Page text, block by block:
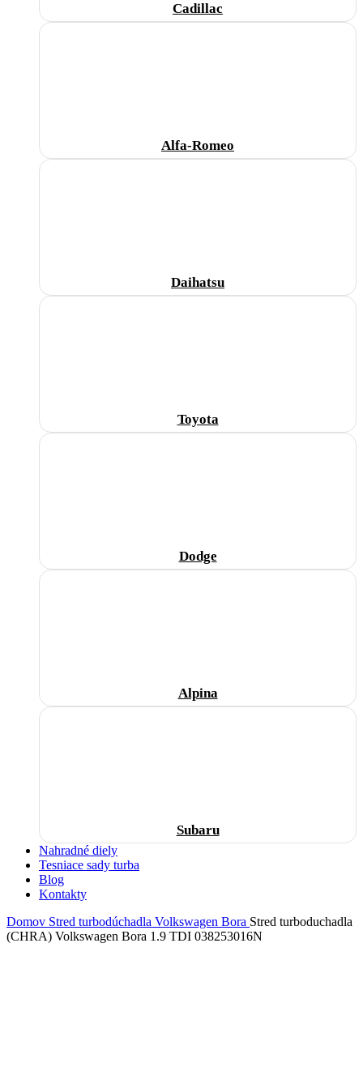
Cadillac
Alfa-Romeo
Daihatsu
Toyota
Dodge
Alpina
Subaru
Nahradné diely
Tesniace sady turba
Blog
Kontakty
Domov Stred turbodúchadla Volkswagen Bora Stred turboduchadla
(CHRA) Volkswagen Bora 1.9 TDI 038253016N